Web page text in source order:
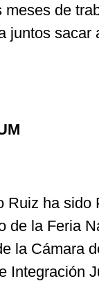
meses de
juntos sacar
Ruiz ha sido
de la Feria
la Cámara
Integración